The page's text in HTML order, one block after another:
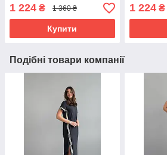
1 224 ₴ 1 360 ₴
Купити
1 224₴
Подібні товари компанії